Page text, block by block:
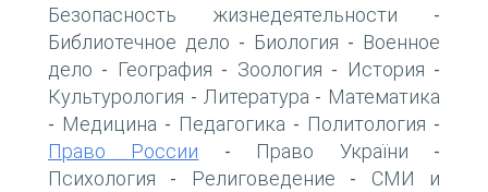
Безопасность жизнедеятельности -
Библиотечное дело - Биология - Военное
дело - География - Зоология - История -
Культурология - Литература - Математика
- Медицина - Педагогика - Политология -
Право России - Право України -
Психология - Религоведение - СМИ и